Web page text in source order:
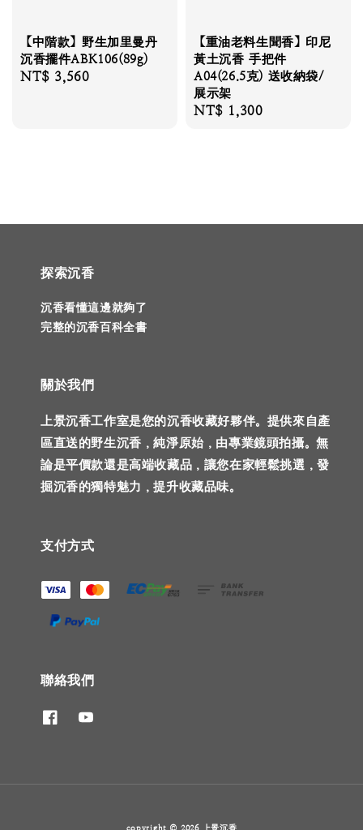
【中階款】野生加里曼丹
沉香擺件ABK106(89g)
Regular
NT$ 3,560
【重油老料生聞香】印尼
黃土沉香 手把件
A04(26.5克) 送收納袋/
展示架
Regular
NT$ 1,300
探索沉香
沉香看懂這邊就夠了
完整的沉香百科全書
關於我們
上景沉香工作室是您的沉香收藏好夥伴。提供來自產
區直送的野生沉香，純淨原始，由專業鏡頭拍攝。無
論是平價款還是高端收藏品，讓您在家輕鬆挑選，發
掘沉香的獨特魅力，提升收藏品味。
支付方式
聯絡我們
copyright © 2026 上景沉香